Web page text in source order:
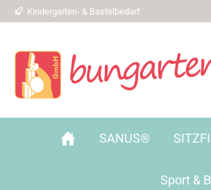
Hauptinhalt springen
Zur Suche springen
Zur Hauptnavigation springen
Kindergarten- & Bastelbedarf
SANUS®
Sport &